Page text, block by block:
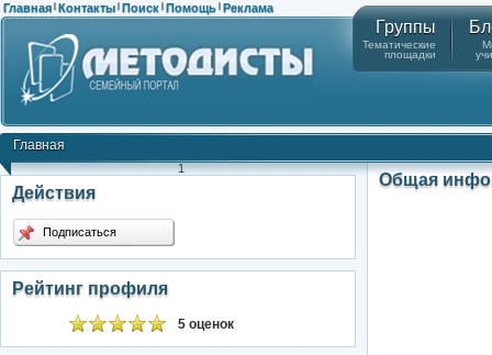
Главная | Контакты | Поиск | Помощь | Реклама
Группы
Тематические
площадки
Главная
1
Действия
Подписаться
Рейтинг профиля
5 оценок
Общая